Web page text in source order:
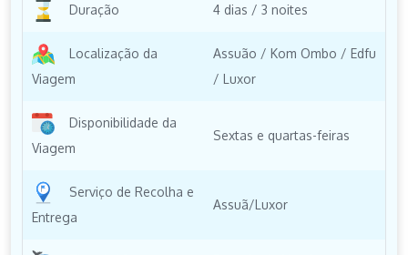
Duração 4 dias / 3 noites
Localização da
Viagem
Assuão / Kom Ombo / Edfu
/ Luxor
Disponibilidade da
Viagem
Sextas e quartas-feiras
Serviço de Recolha e
Entrega
Assuã/Luxor